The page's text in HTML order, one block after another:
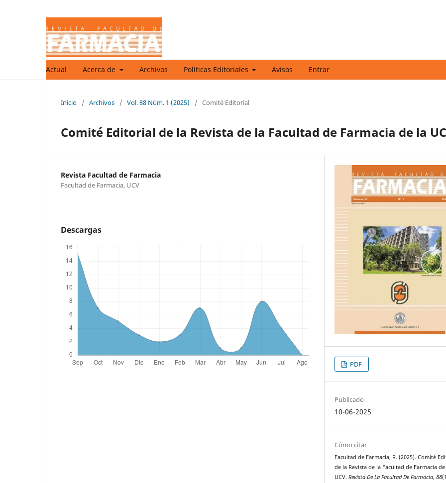
Actual Acerca de Archivos Polìticas Editoriales Avisos Entrar
Inicio / Archivos / Vol. 88 Núm. 1 (2025) / Comité Editorial
Comité Editorial de la Revista de la Facultad de Farmacia de la
Revista Facultad de Farmacia
Facultad de Farmacia, UCV
Descargas
PDF
Publicado
10-06-2025
Cómo citar
Facultad de Farmacia, R. (2025). Comité
de la Revista de la Facultad de Farmacia
UCV.Revista De La Facultad De Farmacia,88